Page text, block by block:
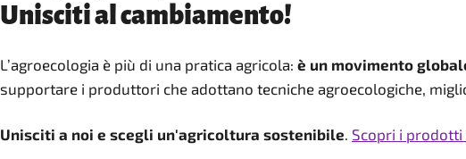
Unisciti al cambiamento!
L’agroecologia è più di una pratica agricola: è un movimento
supportare i produttori che adottano tecniche agroecologiche,
Unisciti a noi e scegli un'agricoltura sostenibile. Scopri i